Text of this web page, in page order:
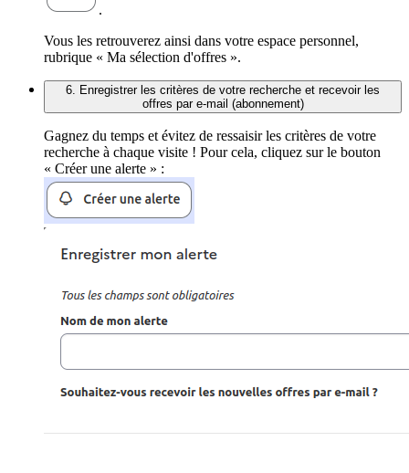
.
Vous les retrouverez ainsi dans votre espace personnel,
rubrique « Ma sélection d'offres ».
6. Enregistrer les critères de votre recherche et recevoir les
offres par e-mail (abonnement)
Gagnez du temps et évitez de ressaisir les critères de votre
recherche à chaque visite ! Pour cela, cliquez sur le bouton
« Créer une alerte » :